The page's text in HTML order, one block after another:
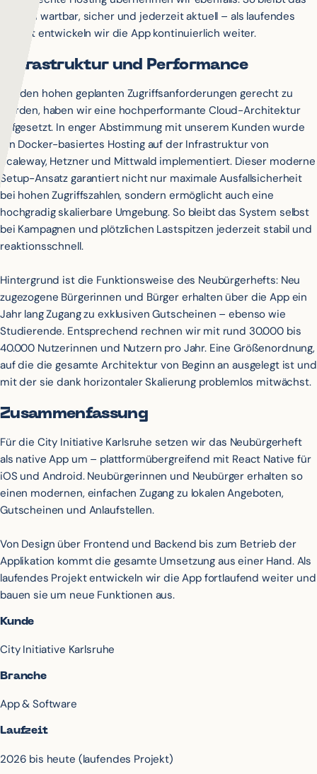
System wartbar, sicher und jederzeit aktuell – als laufendes
Projekt entwickeln wir die App kontinuierlich weiter.
Infrastruktur und Performance
Um den hohen geplanten Zugriffsanforderungen gerecht zu
werden, haben wir eine hochperformante Cloud-Architektur
aufgesetzt. In enger Abstimmung mit unserem Kunden wurde
ein Docker-basiertes Hosting auf der Infrastruktur von
Scaleway, Hetzner und Mittwald implementiert. Dieser moderne
Setup-Ansatz garantiert nicht nur maximale Ausfallsicherheit
bei hohen Zugriffszahlen, sondern ermöglicht auch eine
hochgradig skalierbare Umgebung. So bleibt das System selbst
bei Kampagnen und plötzlichen Lastspitzen jederzeit stabil und
reaktionsschnell.
Hintergrund ist die Funktionsweise des Neubürgerhefts: Neu
zugezogene Bürgerinnen und Bürger erhalten über die App ein
Jahr lang Zugang zu exklusiven Gutscheinen – ebenso wie
Studierende. Entsprechend rechnen wir mit rund 30.000 bis
40.000 Nutzerinnen und Nutzern pro Jahr. Eine Größenordnung,
auf die die gesamte Architektur von Beginn an ausgelegt ist und
mit der sie dank horizontaler Skalierung problemlos mitwächst.
Zusammenfassung
Für die City Initiative Karlsruhe setzen wir das Neubürgerheft
als native App um – plattformübergreifend mit React Native für
iOS und Android. Neubürgerinnen und Neubürger erhalten so
einen modernen, einfachen Zugang zu lokalen Angeboten,
Gutscheinen und Anlaufstellen.
Von Design über Frontend und Backend bis zum Betrieb der
Applikation kommt die gesamte Umsetzung aus einer Hand. Als
laufendes Projekt entwickeln wir die App fortlaufend weiter und
bauen sie um neue Funktionen aus.
Kunde
City Initiative Karlsruhe
Branche
App & Software
Laufzeit
2026 bis heute (laufendes Projekt)